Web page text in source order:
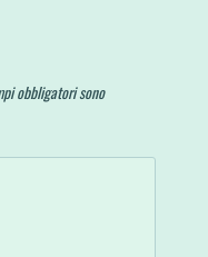
obbligatori sono